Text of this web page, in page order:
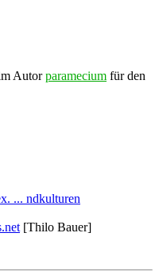
Autorparamecium für den
... ndkulturen
[Thilo Bauer]